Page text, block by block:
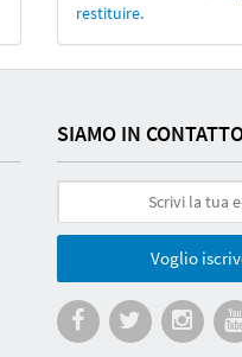
restituire.
SIAMO IN
Voglio